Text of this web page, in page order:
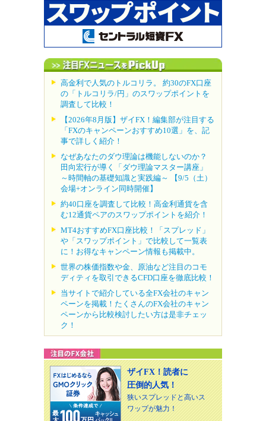
高金利で人気のトルコリラ。 約30のFX口座
の「トルコリラ/円」のスワップポイントを
調査して比較！
【2026年8月版】ザイFX！編集部が注目する
「FXのキャンペーンおすすめ10選」を、記
事で詳しく紹介！
なぜあなたのダウ理論は機能しないのか？
田向宏行が導く「ダウ理論マスター講座」
～時間軸の基礎知識と実践編～ 【9/5（土）
会場+オンライン同時開催】
約40口座を調査して比較！高金利通貨を含
む12通貨ペアのスワップポイントを紹介！
MT4おすすめFX口座比較！「スプレッド」
や「スワップポイント」で比較して一覧表
に！お得なキャンペーン情報も掲載中。
世界の株価指数や金、原油など注目のコモ
ディティを取引できるCFD口座を徹底比較！
当サイトで紹介している全FX会社のキャン
ペーンを掲載！たくさんのFX会社のキャン
ペーンから比較検討したい方は是非チェッ
ク！
ザイFX！読者に
圧倒的人気！
狭いスプレッドと高いス
ワップが魅力！